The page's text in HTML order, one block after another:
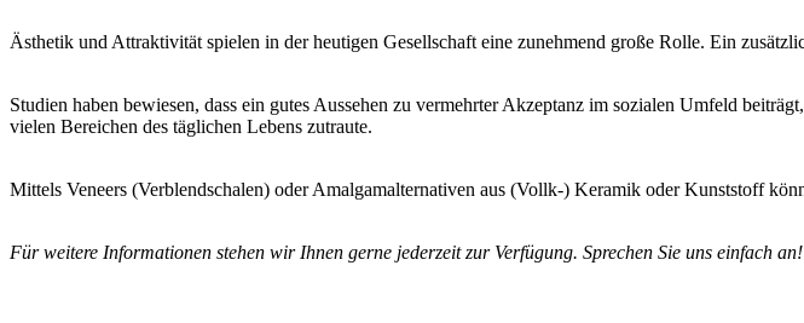
Ästhetik und Attraktivität spielen in der heutigen Gesellschaft eine zunehmend große Rolle. Ein
Studien haben bewiesen, dass ein gutes Aussehen zu vermehrter Akzeptanz im sozialen Umfeld
vielen Bereichen des täglichen Lebens zutraute.
Mittels Veneers (Verblendschalen) oder Amalgamalternativen aus (Vollk-) Keramik oder Kunststoff
Für weitere Informationen stehen wir Ihnen gerne jederzeit zur Verfügung. Sprechen Sie uns einfach an!